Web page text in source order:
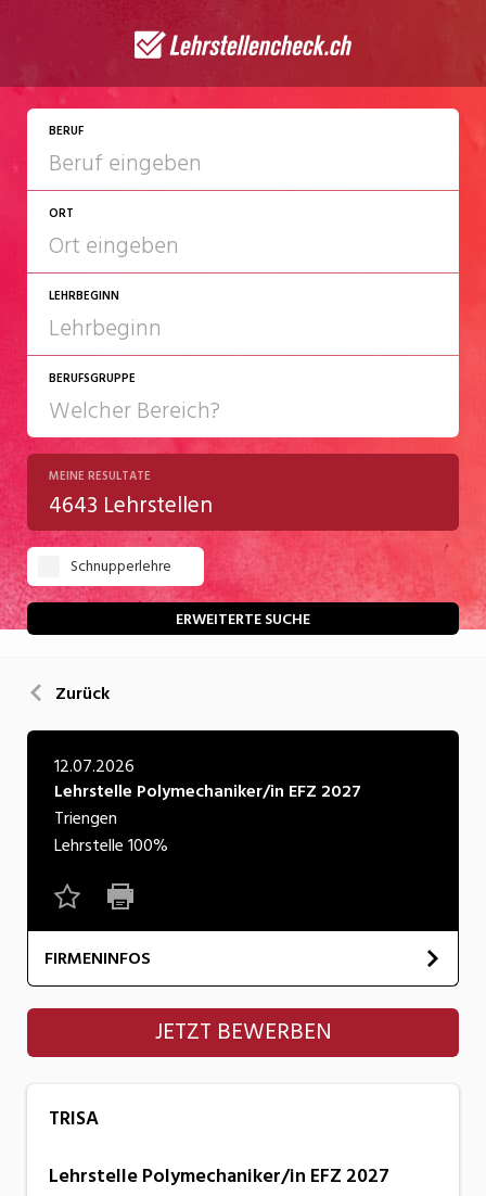
BERUF
ORT
LEHRBEGINN
2027
2028
BERUFSGRUPPE
Chemie/Pharma
Gastgewerbe
Gesundheit/Pflege/Soziales
Handwerk/Technik
Kultur
Natur
Verkehr/Logistik
Wirtschaft/Verwaltung
MEINE RESULTATE
4643 Lehrstellen
Schnupperlehre
ERWEITERTE SUCHE
Zurück
12.07.2026
Lehrstelle Polymechaniker/in EFZ 2027
Triengen
Lehrstelle100%
FIRMENINFOS
TRISA
JETZT BEWERBEN
TRISA
Lehrstelle Polymechaniker/in EFZ 2027